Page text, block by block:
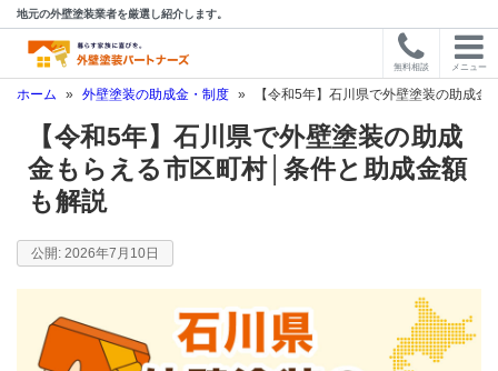
地元の外壁塗装業者を厳選し紹介します。
無料相談 メニュー
ホーム » 外壁塗装の助成金・制度 » 【令和5年】石川県で外壁塗装の助成
【令和5年】石川県で外壁塗装の助成
金もらえる市区町村│条件と助成金額
も解説
2026年7月10日